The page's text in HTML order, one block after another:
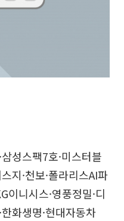
·삼성스팩7호·미스터블
지·천보·폴라리스AI파
이니시스·영풍정밀·디
화생명·현대자동차